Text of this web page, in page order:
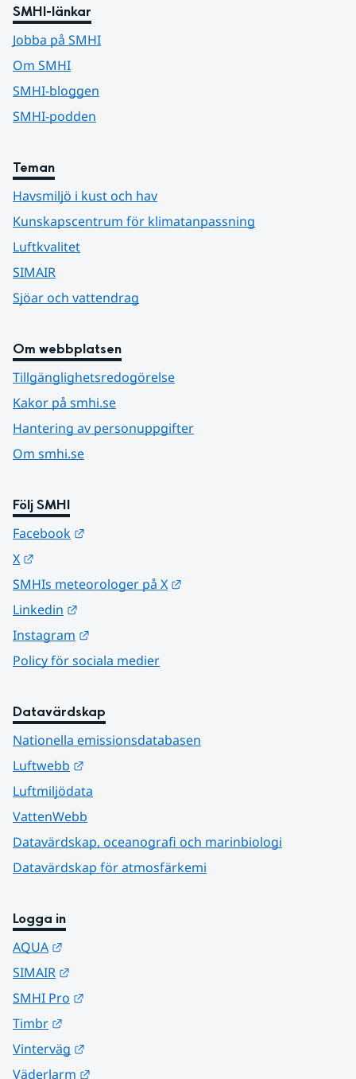
SMHI-länkar
Jobba på SMHI
Om SMHI
SMHI-bloggen
SMHI-podden
Teman
Havsmiljö i kust och hav
Kunskapscentrum för klimatanpassning
Luftkvalitet
SIMAIR
Sjöar och vattendrag
Om webbplatsen
Tillgänglighetsredogörelse
Kakor på smhi.se
Hantering av personuppgifter
Om smhi.se
Följ SMHI
Facebook
X
SMHIs meteorologer på X
Linkedin
Instagram
Policy för sociala medier
Datavärdskap
Nationella emissionsdatabasen
Luftwebb
Luftmiljödata
VattenWebb
Datavärdskap, oceanografi och marinbiologi
Datavärdskap för atmosfärkemi
Logga in
AQUA
SIMAIR
SMHI Pro
Timbr
Vinterväg
Väderlarm